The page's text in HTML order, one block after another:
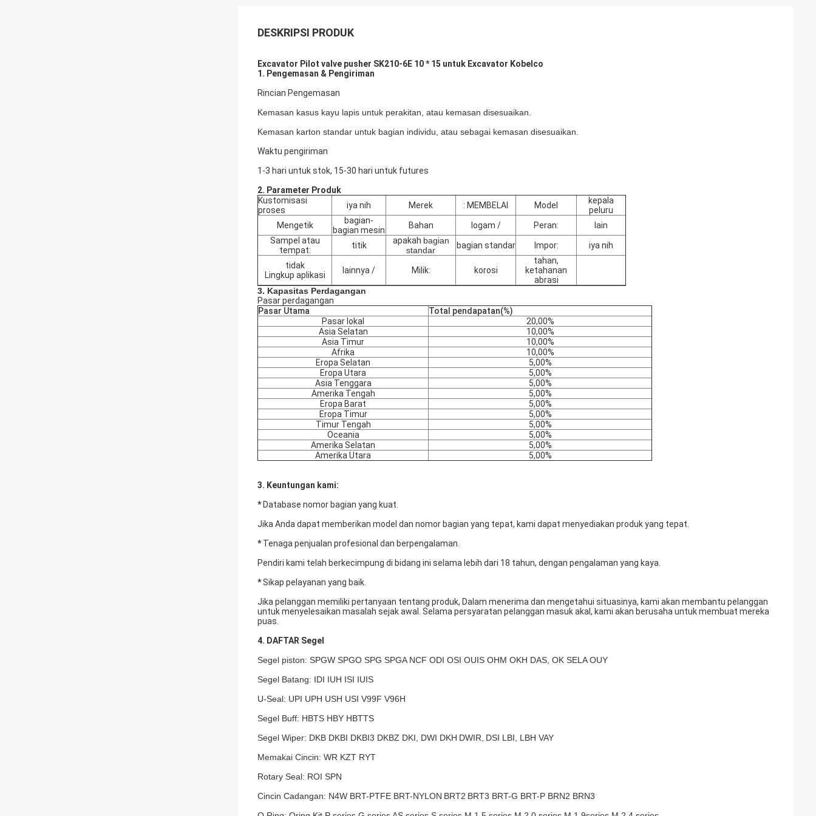
DESKRIPSI PRODUK
Excavator Pilot valve pusher SK210-6E 10 * 15 untuk Excavator Kobelco
1. Pengemasan & Pengiriman
Rincian Pengemasan
Kemasan kasus kayu lapis untuk perakitan, atau kemasan disesuaikan.
Kemasan karton standar untuk bagian individu, atau sebagai kemasan disesuaikan.
Waktu pengiriman
1-3 hari untuk stok, 15-30 hari untuk futures
2. Parameter Produk
Kustomisasi
proses
iya nih Merek : MEMBELAI Model
kepala
peluru
Mengetik
bagian-
bagian mesin
Bahan logam / Peran:
lain
Sampel atau
tempat:
titik apakah bagian
standar
bagian standar Impor: iya nih
tidak
Lingkup aplikasi
lainnya / Milik: korosi
tahan,
ketahanan
abrasi
3. Kapasitas Perdagangan
Pasar perdagangan
Pasar Utama
Total pendapatan(%)
Pasar lokal
20,00%
Asia Selatan
10,00%
Asia Timur
10,00%
Afrika
10,00%
Eropa Selatan
5,00%
Eropa Utara
5,00%
Asia Tenggara
5,00%
Amerika Tengah
5,00%
Eropa Barat
5,00%
Eropa Timur
5,00%
Timur Tengah
5,00%
Oceania
5,00%
Amerika Selatan
5,00%
Amerika Utara
5,00%
3. Keuntungan kami:
*Database nomor bagian yang kuat.
Jika Anda dapat memberikan model dan nomor bagian yang tepat, kami dapat menyediakan produk yang tepat.
*Tenaga penjualan profesional dan berpengalaman.
Pendiri kami telah berkecimpung di bidang ini selama lebih dari 18 tahun, dengan pengalaman yang kaya.
*Sikap pelayanan yang baik.
Jika pelanggan memiliki pertanyaan tentang produk, Dalam menerima dan mengetahui situasinya, kami akan membantu pelanggan
untuk menyelesaikan masalah sejak awal. Selama persyaratan pelanggan masuk akal, kami akan berusaha untuk membuat mereka
puas.
4. DAFTAR Segel
Segel piston: SPGW SPGO SPG SPGA NCF ODI OSI OUIS OHM OKH DAS, OK SELA OUY
Segel Batang: IDI IUH ISI IUIS
U-Seal: UPI UPH USH USI V99F V96H
Segel Buff: HBTS HBY HBTTS
Segel Wiper: DKB DKBI DKBI3 DKBZ DKI, DWI DKH DWIR, DSI LBI, LBH VAY
Memakai Cincin: WR KZT RYT
Rotary Seal: ROI SPN
Cincin Cadangan: N4W BRT-PTFE BRT-NYLON BRT2 BRT3 BRT-G BRT-P BRN2 BRN3